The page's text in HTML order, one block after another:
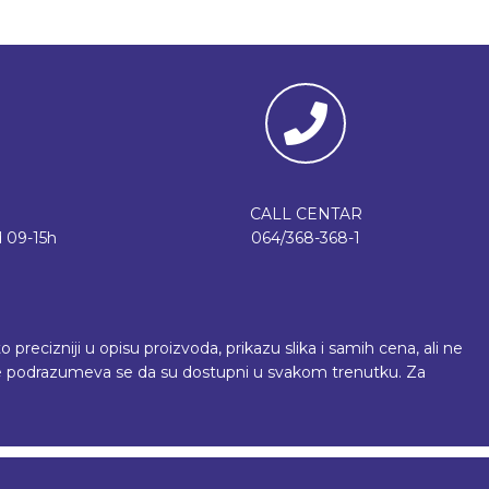
15h
CALL CENTAR
064/368-368-1
u opisu proizvoda, prikazu slika i samih cena, ali ne
se da su dostupni u svakom trenutku. Za